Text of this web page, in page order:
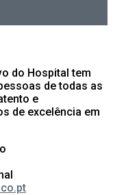
do Hospital tem
de todas as
e
de excelência em